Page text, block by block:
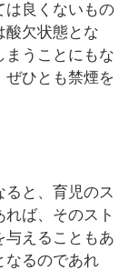
は良くないもの
酸欠状態とな
まうことにもな
ぜひとも禁煙を
と、育児のス
れば、そのスト
与えることもあ
なるのであれ